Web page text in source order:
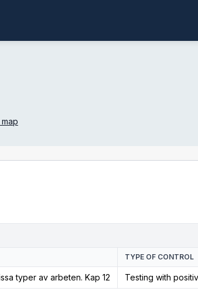
TYPE OF CONTROL
typer av arbeten. Kap 12 Testing with